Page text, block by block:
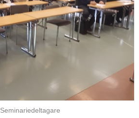
Seminariedeltagare